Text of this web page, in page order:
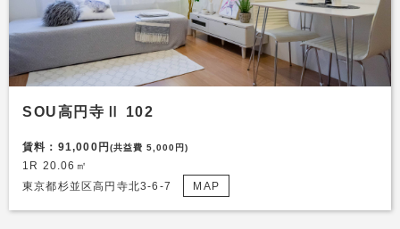
SOU高円寺Ⅱ 102
賃料：91,000円(共益費 5,000円)
1R 20.06㎡
東京都杉並区高円寺北3-6-7
MAP